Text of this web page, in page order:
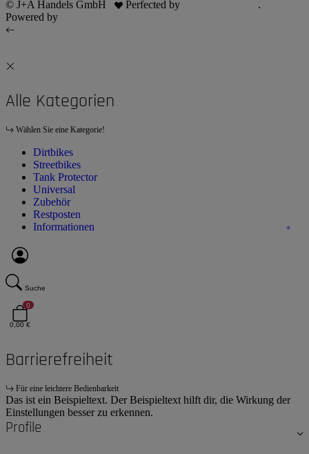
© J+A Handels GmbH Perfected by
.
Powered by
Alle Kategorien
Wählen Sie eine Kategorie!
Dirtbikes
Streetbikes
Tank Protector
Universal
Zubehör
Restposten
Informationen
Suche
0
0,00 €
Barrierefreiheit
Für eine leichtere Bedienbarkeit
Das ist ein Beispieltext. Der Beispieltext hilft dir, die Wirkung der
Einstellungen besser zu erkennen.
Profile